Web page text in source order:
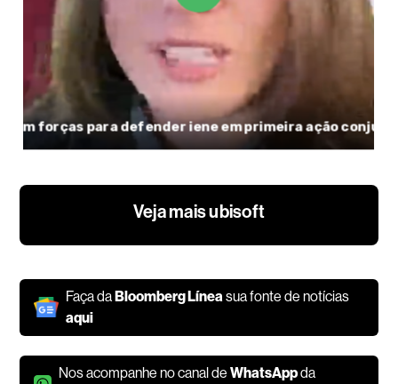
Veja mais ubisoft
Faça daBloomberg Línea sua fonte de notícias
aqui
Nos acompanhe no canal deWhatsAppda